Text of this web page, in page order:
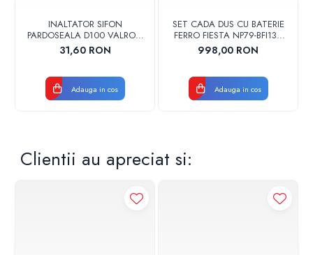
INALTATOR SIFON
PARDOSEALA D100 VALROM
17001900004
31,60 RON
Adauga in cos
SET CADA DUS CU BATERIE
FERRO FIESTA NP79-BFI13U
CROM
998,00 RON
Adauga in cos
Clientii au apreciat si: